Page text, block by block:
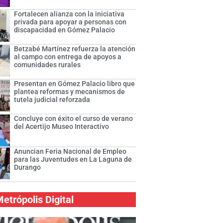
Fortalecen alianza con la iniciativa
privada para apoyar a personas con
discapacidad en Gómez Palacio
Betzabé Martínez refuerza la atención
al campo con entrega de apoyos a
comunidades rurales
Presentan en Gómez Palacio libro que
plantea reformas y mecanismos de
tutela judicial reforzada
Concluye con éxito el curso de verano
del Acertijo Museo Interactivo
Anuncian Feria Nacional de Empleo
para las Juventudes en La Laguna de
Durango
Digital